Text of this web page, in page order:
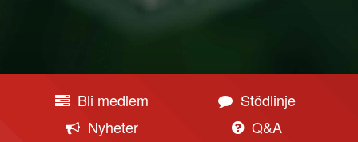
Bli medlem
Stödlinje
Nyheter
Q&A